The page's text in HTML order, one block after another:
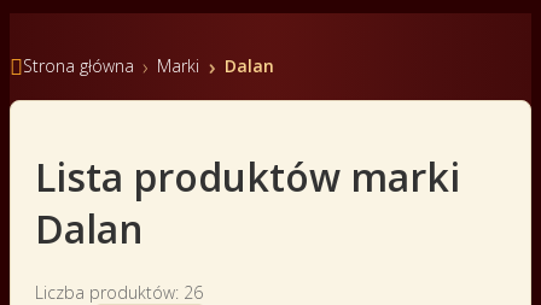
Strona główna Marki Dalan
Lista produktów marki
Dalan
Liczba produktów: 26